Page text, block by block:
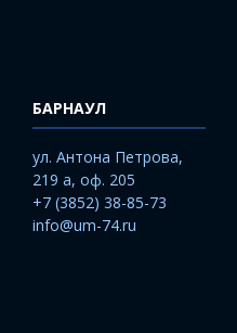
БАРНАУЛ
ул. Антона Петрова,
219 а, оф. 205
+7 (3852) 38-85-73
info@um-74.ru